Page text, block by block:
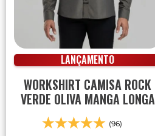
LANÇAMENTO
WORKSHIRT CAMISA ROCK
VERDE OLIVA MANGA LONGA
(96)